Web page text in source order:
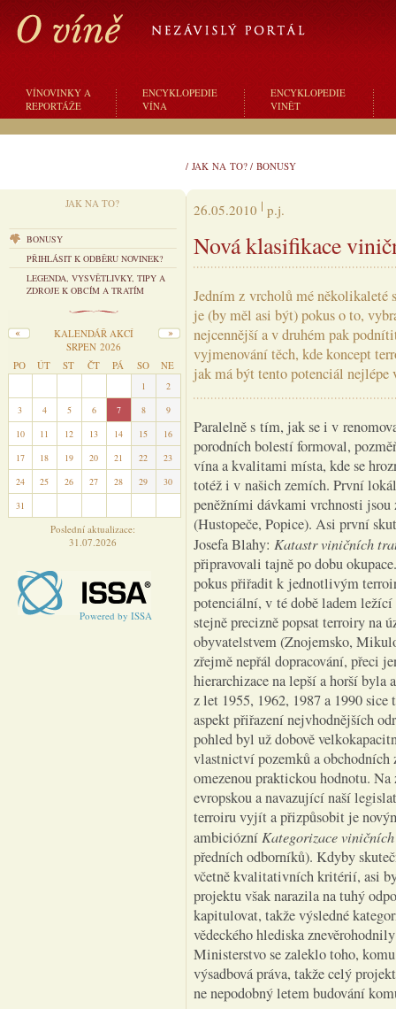
VÍNOVINKY A
REPORTÁŽE
ENCYKLOPEDIE
VÍNA
ENCYKLOPEDIE
VINĚT
/ JAK NA TO? / BONUSY
JAK NA TO?
BONUSY
PŘIHLÁSIT K ODBĚRU NOVINEK?
LEGENDA, VYSVĚTLIVKY, TIPY A
ZDROJE K OBCÍM A TRATÍM
KALENDÁŘ AKCÍ
SRPEN 2026
PO
ÚT ST ČT PÁ SO NE
1
2
3
4 5 6 7 8
9
10
11 12 13 14 15
16
17
18 19 20 21 22
23
24
25 26 27 28 29
30
31
Poslední aktualizace:
31.07.2026
Powered by ISSA
26.05.2010 p.j.
Nová klasifikace
Jedním z vrcholů mé několikaleté
je (by měl asi být) pokus o to,
nejcennější a v druhém pak
vyjmenování těch, kde koncept
jak má být tento potenciál nejlépe
Paralelně s tím, jak se i v
porodních bolestí formoval,
vína a kvalitami místa, kde se
totéž i v našich zemích. První
peněžními dávkami vrchnosti
(Hustopeče, Popice). Asi první
Josefa Blahy: Katastr viničních
připravovali tajně po dobu
pokus přiřadit k jednotlivým
potenciální, v té době ladem
stejně precizně popsat terroiry na
obyvatelstvem (Znojemsko,
zřejmě nepřál dopracování, přeci
hierarchizace na lepší a horší byla
z let 1955, 1962, 1987 a 1990
aspekt přiřazení nejvhodnějších
pohled byl už dobově
vlastnictví pozemků a
omezenou praktickou hodnotu.
evropskou a navazující naší
terroiru vyjít a přizpůsobit je
ambiciózní Kategorizace
předních odborníků). Kdyby
včetně kvalitativních kritérií, asi
projektu však narazila na tuhý
kapitulovat, takže výsledné
vědeckého hlediska
Ministerstvo se zaleklo toho,
výsadbová práva, takže celý
ne nepodobný letem budování